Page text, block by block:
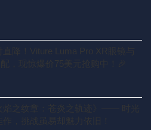
直降！Viture Luma Pro XR眼镜与
，现惊爆价75美元抢购中！🎉
焰之纹章：苍炎之轨迹》—— 时光
作，挑战虽易却魅力依旧！